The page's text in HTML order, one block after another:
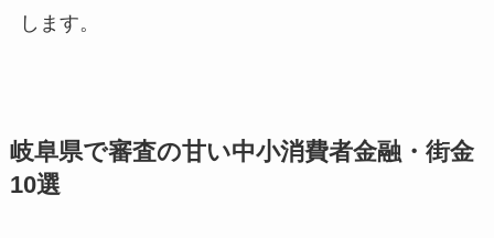
します。
岐阜県で審査の甘い中小消費者金融・街金
10選